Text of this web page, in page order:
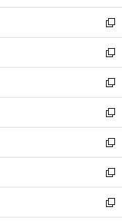
開
く
ウ
で
開
く
ン
ド
ウ
で
開
く
ウ
ィ
ン
ド
ウ
で
開
く
新
し
い
ウ
ィ
ン
ド
ウ
で
開
く
新
し
い
ウ
ィ
ン
ド
ウ
で
開
く
新
し
い
ウ
ィ
ン
ド
ウ
で
開
新
し
い
ウ
ィ
ン
ド
ウ
新
し
い
ウ
ィ
ン
新
し
い
新